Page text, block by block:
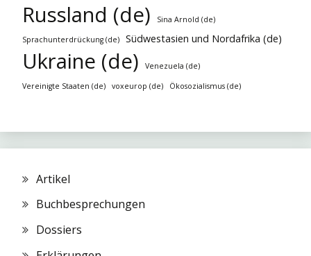
Russland (de) Sina Arnold (de)
Sprachunterdrückung (de) Südwestasien und Nordafrika (de)
Ukraine (de) Venezuela (de)
Vereinigte Staaten (de) voxeurop (de) Ökosozialismus (de)
Artikel
Buchbesprechungen
Dossiers